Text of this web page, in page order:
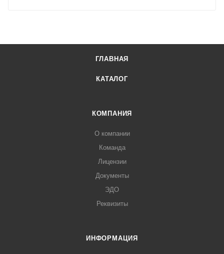
ГЛАВНАЯ
КАТАЛОГ
КОМПАНИЯ
О компании
Команда
Лицензии
Документы
ЭДО
Реквизиты
ИНФОРМАЦИЯ